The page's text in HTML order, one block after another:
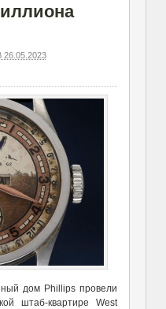
дом Phillips провели
штаб-квартире West